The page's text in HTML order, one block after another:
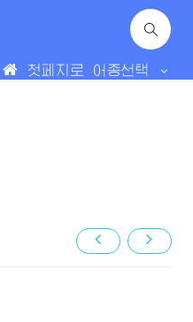
첫페지로 어종선택